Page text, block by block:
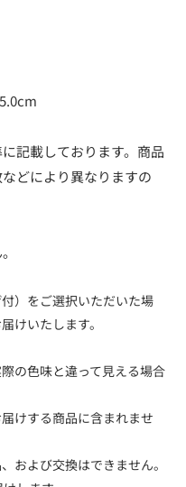
記載しております。商品
どにより異なりますの
）をご選択いただいた場
けいたします。
の色味と違って見える場合
けする商品に含まれませ
および交換はできません。